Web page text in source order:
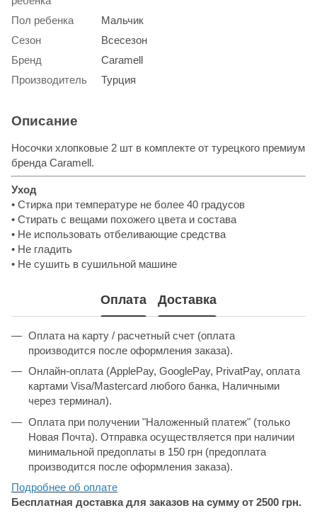
Пол ребенка
Мальчик
Сезон
Всесезон
Бренд
Caramell
Производитель
Турция
Описание
Носочки хлопковые 2 шт в комплекте от турецкого премиум
бренда Caramell.
Уход
• Стирка при температуре не более 40 градусов
• Стирать с вещами похожего цвета и состава
• Не использовать отбеливающие средства
• Не гладить
• Не сушить в сушильной машине
Оплата Доставка
Оплата на карту / расчетный счет (оплата
производится после оформления заказа).
Онлайн-оплата (ApplePay, GooglePay, PrivatPay, оплата
картами Visa/Mastercard любого банка, Наличными
через терминал).
Оплата при получении "Наложенный платеж" (только
Новая Почта). Отправка осуществляется при наличии
минимальной предоплаты в 150 грн (предоплата
производится после оформления заказа).
Подробнее об оплате
Бесплатная доставка для заказов на сумму от 2500 грн.